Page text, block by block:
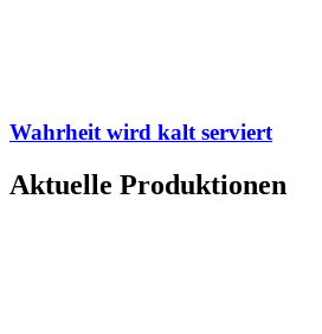
Wahrheit wird kalt serviert
Aktuelle Produktionen